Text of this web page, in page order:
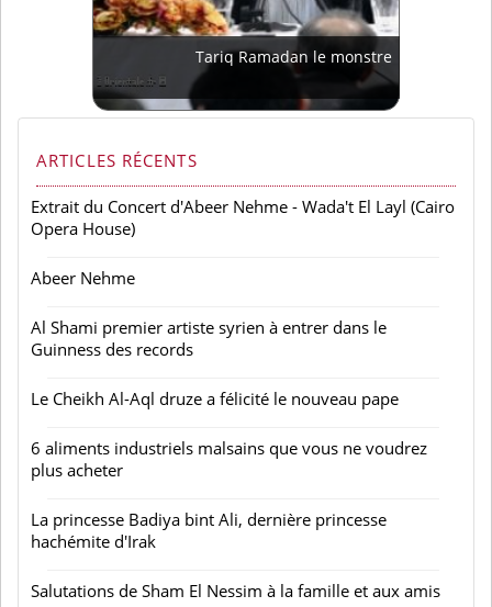
Tariq Ramadan le monstre
ARTICLES RÉCENTS
Extrait du Concert d'Abeer Nehme - Wada't El Layl (Cairo
Opera House)
Abeer Nehme
Al Shami premier artiste syrien à entrer dans le
Guinness des records
Le Cheikh Al-Aql druze a félicité le nouveau pape
6 aliments industriels malsains que vous ne voudrez
plus acheter
La princesse Badiya bint Ali, dernière princesse
hachémite d'Irak
Salutations de Sham El Nessim à la famille et aux amis